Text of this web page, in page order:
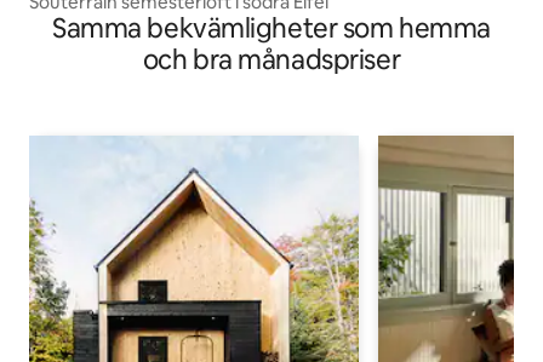
Samma bekvämligheter som hemma
och bra månadspriser